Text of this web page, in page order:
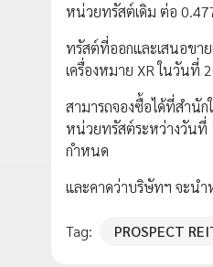
หน่วยทรัสต์เดิม ต่อ
ทรัสต์ที่ออกและเสนอขา
เครื่องหมาย XR ในวันที่
สามารถจองซื้อได้ที่สำนั
หน่วยทรัสต์ระหว่างวัน
กำหนด
และคาดว่าบริษัทฯ จะน
Tag: PROSPECT